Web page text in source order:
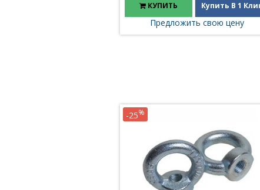
КУПИТЬ Купить В 1
Предложить свою цену
-25%